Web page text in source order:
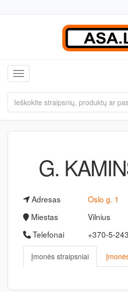
Toggle navigation
G.
Adresas
Oslo g. 1
Miestas
Vilnius
Telefonai
+370-5-
Įmonės straipsniai